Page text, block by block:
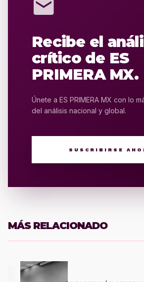
mail
Recibe el
crítico de ES
PRIMERA MX.
Únete a ES PRIMERA MX con lo
del análisis nacional y global.
SUSCRIBIRSE
MÁS RELACIONADO